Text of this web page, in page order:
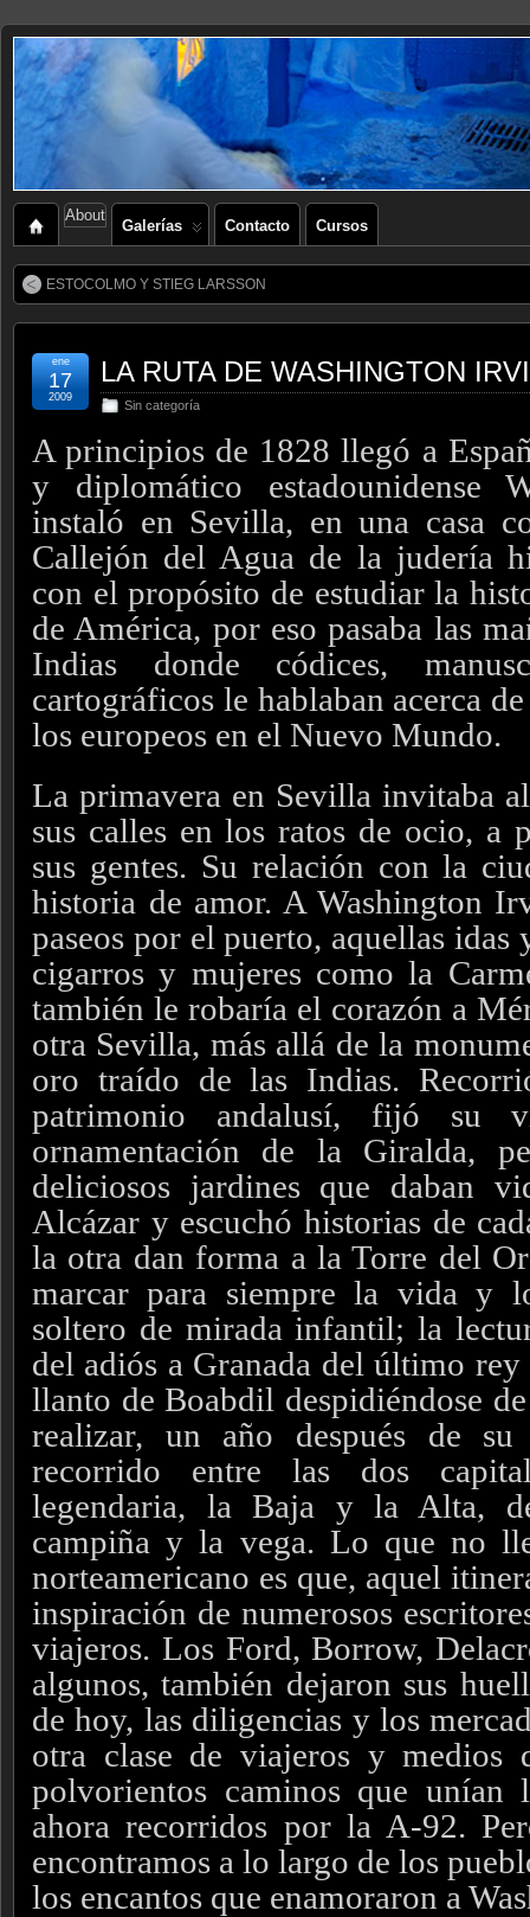
About
Galerías Contacto Cursos
ESTOCOLMO Y STIEG LARSSON
LA RUTA DE WASHINGTON
Sin categoría
ene
17
2009
A principios de 1828 llegó a
y diplomático estadounidense
instaló en Sevilla, en una casa
Callejón del Agua de la judería
con el propósito de estudiar la
de América, por eso pasaba las
Indias donde códices,
cartográficos le hablaban acerca
los europeos en el Nuevo Mundo.
La primavera en Sevilla invitaba
sus calles en los ratos de ocio, a
sus gentes. Su relación con la
historia de amor. A Washington
paseos por el puerto, aquellas
cigarros y mujeres como la
también le robaría el corazón a
otra Sevilla, más allá de la
oro traído de las Indias.
patrimonio andalusí, fijó su
ornamentación de la Giralda,
deliciosos jardines que daban
Alcázar y escuchó historias de
la otra dan forma a la Torre del
marcar para siempre la vida y
soltero de mirada infantil; la
del adiós a Granada del último
llanto de Boabdil despidiéndose
realizar, un año después de
recorrido entre las dos
legendaria, la Baja y la Alta,
campiña y la vega. Lo que no
norteamericano es que, aquel
inspiración de numerosos
viajeros. Los Ford, Borrow,
algunos, también dejaron sus
de hoy, las diligencias y los
otra clase de viajeros y medios
polvorientos caminos que unían
ahora recorridos por la A-92.
encontramos a lo largo de los
los encantos que enamoraron a